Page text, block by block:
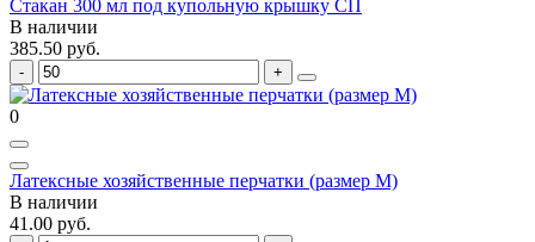
Стакан 300 мл под купольную крышку СП
В наличии
385.50 руб.
0
Латексные хозяйственные перчатки (размер M)
В наличии
41.00 руб.